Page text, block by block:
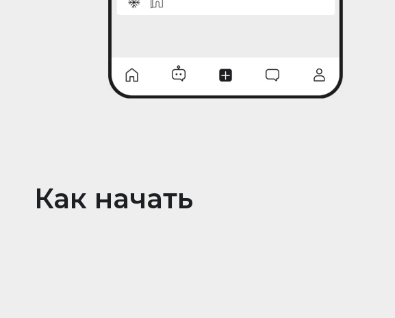
Как начать